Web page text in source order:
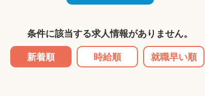
条件に該当する求人情報がありません。
新着順
時給順 就職早い順